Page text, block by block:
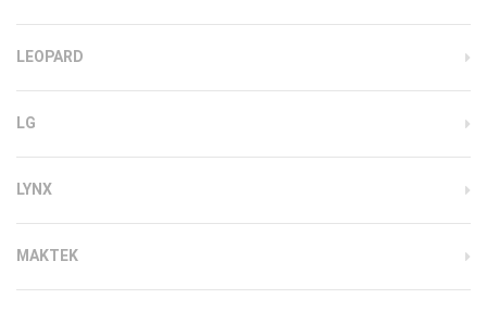
LEOPARD
LG
LYNX
MAKTEK